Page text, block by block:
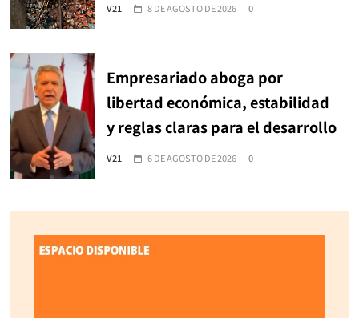
V21 8 DE AGOSTO DE 2026 0
Empresariado aboga por
libertad económica, estabilidad
y reglas claras para el desarrollo
V21 6 DE AGOSTO DE 2026 0